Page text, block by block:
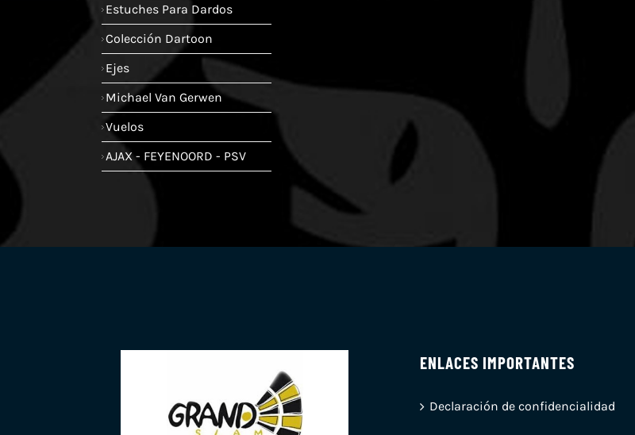
Estuches Para Dardos
Colección Dartoon
Ejes
Michael Van Gerwen
Vuelos
AJAX - FEYENOORD - PSV
ENLACES IMPORTANTES
Declaración de confidencialidad